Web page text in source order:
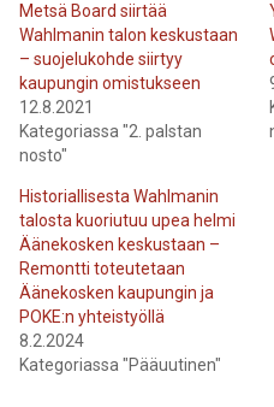
Metsä Board siirtää
Wahlmanin talon keskustaan
– suojelukohde siirtyy
kaupungin omistukseen
12.8.2021
Kategoriassa "2. palstan
nosto"
Historiallisesta Wahlmanin
talosta kuoriutuu upea helmi
Äänekosken keskustaan –
Remontti toteutetaan
Äänekosken kaupungin ja
POKE:n yhteistyöllä
8.2.2024
Kategoriassa "Pääuutinen"